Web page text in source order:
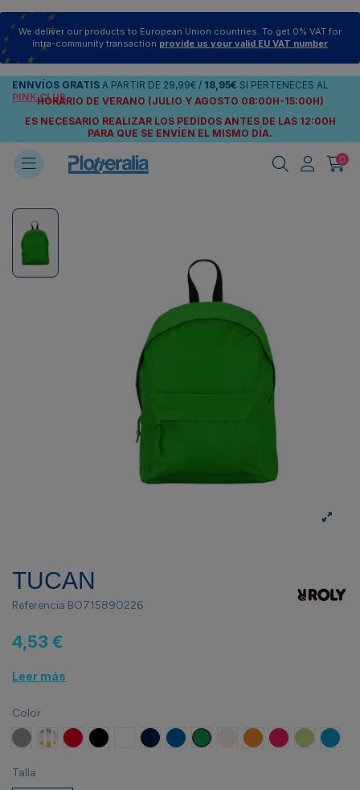
We deliver our products to European Union countries. To get 0% VAT for
intra-community transaction provide us your valid EU VAT number
ENNVÍOS GRATIS A PARTIR DE 29,99€ / 18,95€ SI PERTENECES AL
PINK CLUB
HORARIO DE VERANO (JULIO Y AGOSTO 08:00H-15:00H)
ES NECESARIO REALIZAR LOS PEDIDOS ANTES DE LAS 12:00H
PARA QUE SE ENVÍEN EL MISMO DÍA.
0
TUCAN
Referencia BO715890226
4,53 €
Leer más
Color
Gris AmarilloRojo Negro Blanco MARINOROYAL VERDE HELECHO
CRUDONARANJAFUCSIAVERDE
Talla